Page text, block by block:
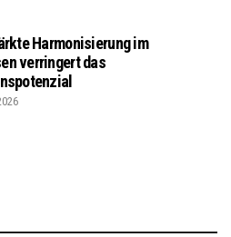
Harmonisierung im
verringert das